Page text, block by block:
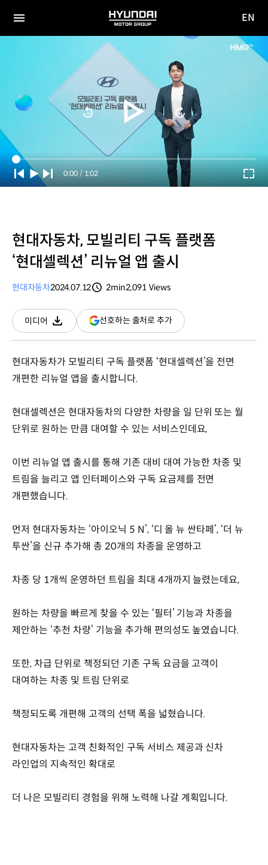
전체
HYUNDAI
MOTOR
GROUP
사이
이동
EN
Current
Time
0:00 / Duration
1:02
현대자동차, 모빌리티 구독 플랫폼
‘현대셀렉션’ 리뉴얼 앱 출시
현대자동차2024.07.12
2min2,091 Views
미디어
다운로드
선호하는 출처로 추가(새
창
현대자동차가 모빌리티 구독 플랫폼 ‘현대셀렉션’을 전면
개편한 리뉴얼 앱을 출시합니다.
현대셀렉션은 현대자동차의 다양한 차량을 일 단위 또는 월
단위로 원하는 만큼 대여할 수 있는 서비스인데요,
이번 리뉴얼 앱 출시를 통해 기존 대비 대여 가능한 차종 및
트림을 늘리고 앱 인터페이스와 구독 요금제를 전면
개편했습니다.
먼저 현대자동차는 ‘아이오닉 5 N’, ‘디 올 뉴 싼타페’, ‘더 뉴
투싼’을 신규 추가해 총 20개의 차종을 운영하고
차종 당 1개씩 운영하던 트림을 최대 4개까지 늘렸는데요,
원하는 차량을 빠르게 찾을 수 있는 ‘필터’ 기능과 차종을
제안하는 ‘추천 차량’ 기능을 추가해 편의성도 높였습니다.
또한, 차급 단위로 책정되던 기존 구독 요금을 고객이
대여하는 차종 및 트림 단위로
책정되도록 개편해 고객의 선택 폭을 넓혔습니다.
현대자동차는 고객 친화적인 구독 서비스 제공과 신차
라인업의 지속적인 확대로
더 나은 모빌리티 경험을 위해 노력해 나갈 계획입니다.